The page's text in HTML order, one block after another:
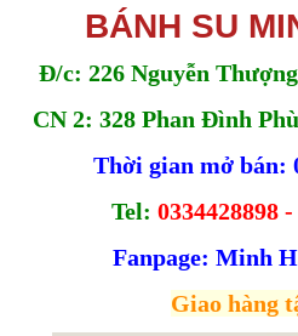
BÁNH SU
Đ/c: 226 Nguyễn
CN 2: 328 Phan Đình
Thời gian mở bán:
Tel: 0334428898
Fanpage: Minh
Giao hàng